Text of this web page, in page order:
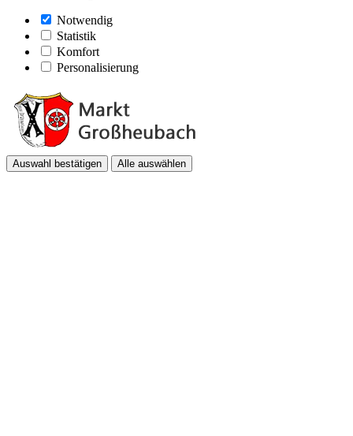
Notwendig
Statistik
Komfort
Personalisierung
Auswahl bestätigen Alle auswählen